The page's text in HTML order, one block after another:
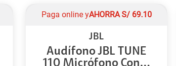
Paga online yAHORRA S/ 69.10
JBL
Audífono JBL TUNE
110 Micrófono Con...